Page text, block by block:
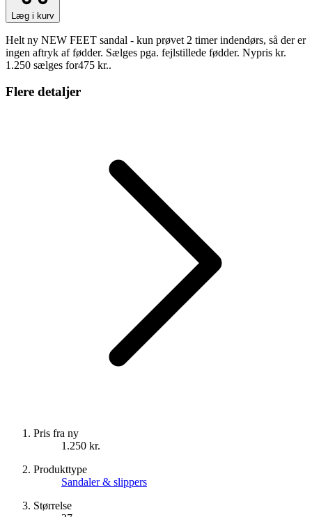
Læg i kurv
Helt ny NEW FEET sandal - kun prøvet 2 timer indendørs, så der er
ingen aftryk af fødder. Sælges pga. fejlstillede fødder. Nypris kr.
1.250 sælges for475 kr..
Flere detaljer
Pris fra ny
1.250 kr.
Produkttype
Sandaler & slippers
Størrelse